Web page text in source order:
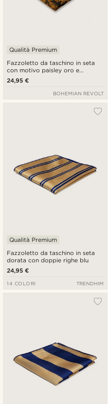
Fazzoletto da taschino in seta
con motivo paisley oro e
marrone
Qualità Premium
24,95 €
BOHEMIAN REVOLT
Fazzoletto da taschino in seta
dorata con doppie righe blu
Qualità Premium
24,95 €
14 COLORI TRENDHIM